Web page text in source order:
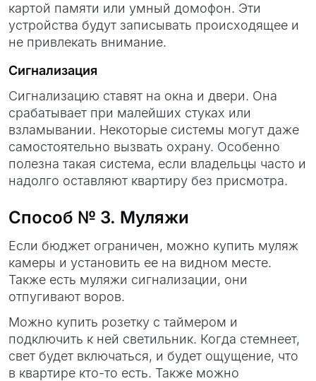
картой памяти или умный домофон. Эти
устройства будут записывать происходящее и
не привлекать внимание.
Сигнализация
Сигнализацию ставят на окна и двери. Она
срабатывает при малейших стуках или
взламывании. Некоторые системы могут даже
самостоятельно вызвать охрану. Особенно
полезна такая система, если владельцы часто и
надолго оставляют квартиру без присмотра.
Способ № 3. Муляжи
Если бюджет ограничен, можно купить муляж
камеры и установить ее на видном месте.
Также есть муляжи сигнализации, они
отпугивают воров.
Можно купить розетку с таймером и
подключить к ней светильник. Когда стемнеет,
свет будет включаться, и будет ощущение, что
в квартире кто-то есть. Также можно